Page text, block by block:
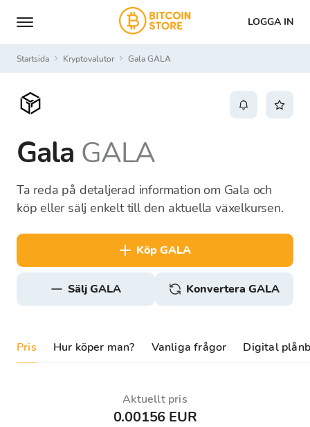
LOGGA IN
Startsida Kryptovalutor Gala GALA
Gala GALA
Ta reda på detaljerad information om Gala och
köp eller sälj enkelt till den aktuella växelkursen.
köp GALA
sälj GALA Konvertera GALA
Pris Hur köper man? Vanliga frågor Digital
Aktuellt pris
0.00156 EUR